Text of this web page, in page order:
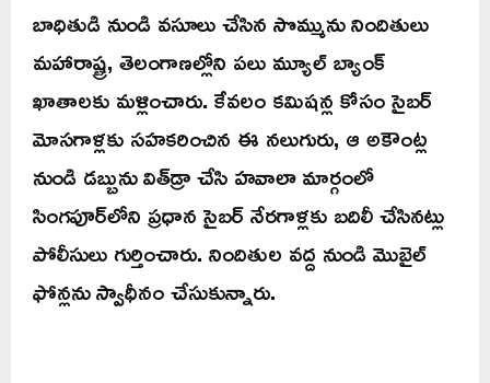
బాధితుడి నుండి వసూలు చేసిన సొమ్మును నిందితులు
మహారాష్ట్ర, తెలంగాణల్లోని పలు మ్యూల్ బ్యాంక్
ఖాతాలకు మళ్లించారు. కేవలం కమిషన్ల కోసం సైబర్
మోసగాళ్లకు సహకరించిన ఈ నలుగురు, ఆ అకౌంట్ల
నుండి డబ్బును విత్‌డ్రా చేసి హవాలా మార్గంలో
సింగపూర్‌లోని ప్రధాన సైబర్ నేరగాళ్లకు బదిలీ చేసినట్లు
పోలీసులు గుర్తించారు. నిందితుల వద్ద నుండి మొబైల్
ఫోన్లను స్వాధీనం చేసుకున్నారు.